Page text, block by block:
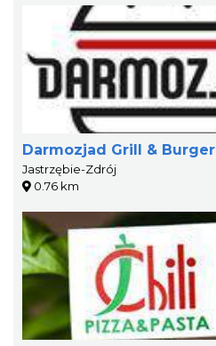
Darmozjad Grill & Burger
Jastrzębie-Zdrój
0.76 km